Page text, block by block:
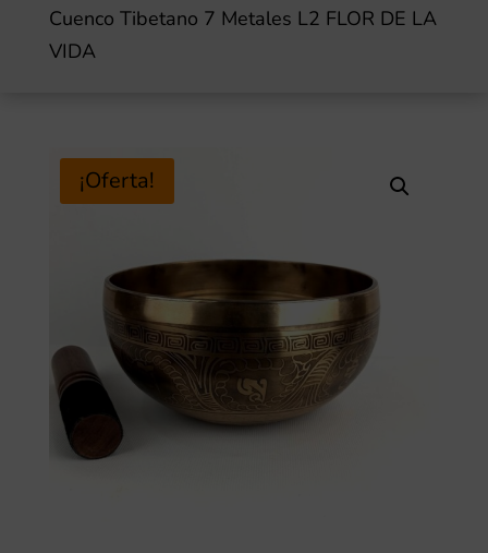
Cuenco Tibetano 7 Metales L2 FLOR DE LA
VIDA
¡Oferta!